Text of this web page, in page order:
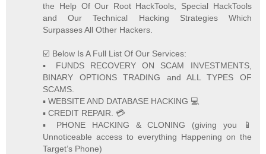
the Help Of Our Root HackTools, Special HackTools
and Our Technical Hacking Strategies Which
Surpasses All Other Hackers.
☑️ Below Is A Full List Of Our Services:
▪️ FUNDS RECOVERY ON SCAM INVESTMENTS,
BINARY OPTIONS TRADING and ALL TYPES OF
SCAMS.
▪️ WEBSITE AND DATABASE HACKING 💻
▪️ CREDIT REPAIR. 💳
▪️ PHONE HACKING & CLONING (giving you 📱
Unnoticeable access to everything Happening on the
Target’s Phone)